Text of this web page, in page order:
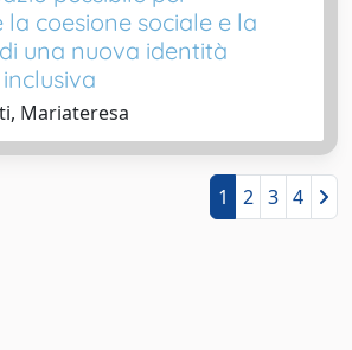
coesione sociale e la
una nuova identità
Mariateresa
1 2 3 4